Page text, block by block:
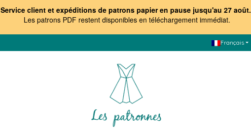
Service client et expéditions de patrons papier en pause jusqu'au 27 août.
Les patrons PDF restent disponibles en téléchargement immédiat.
Français